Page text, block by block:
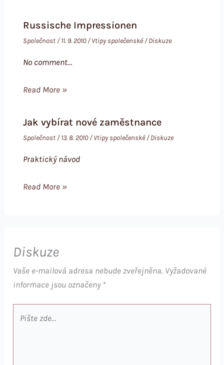
Russische Impressionen
Společnost/11. 9. 2010/Vtipy společenské/Diskuze
No comment…
Read More »
Jak vybírat nové zaměstnance
Společnost/13. 8. 2010/Vtipy společenské/Diskuze
Praktický návod
Read More »
Diskuze
Vaše e-mailová adresa nebude zveřejněna. Vyžadované
informace jsou označeny *